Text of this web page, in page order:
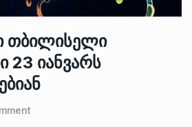
თბილისელი
23 იანვარს